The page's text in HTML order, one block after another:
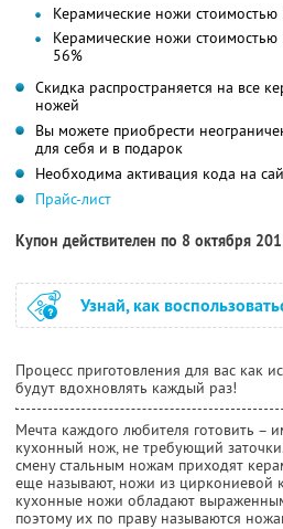
Керамические ножи стоимостью
Керамические ножи стоимостью
56%
Скидка распространяется на все
ножей
Вы можете приобрести
для себя и в подарок
Необходима активация кода на
Прайс-лист
Купон действителен по 8 октября
Узнай, как
Процесс приготовления для вас как
будут вдохновлять каждый раз!
Мечта каждого любителя готовить –
кухонный нож, не требующий
смену стальным ножам приходят
еще называют, ножи из циркониевой
кухонные ножи обладают
поэтому их по праву называются